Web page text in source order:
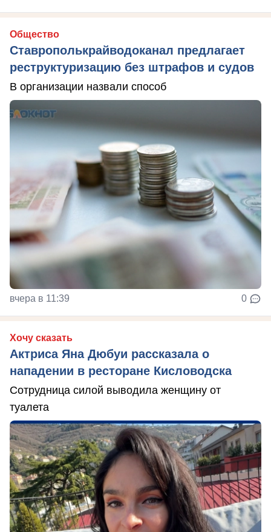
Общество
Ставрополькрайводоканал предлагает
реструктуризацию без штрафов и судов
В организации назвали способ
вчера в 11:39 0
Хочу сказать
Актриса Яна Дюбуи рассказала о
нападении в ресторане Кисловодска
Сотрудница силой выводила женщину от
туалета